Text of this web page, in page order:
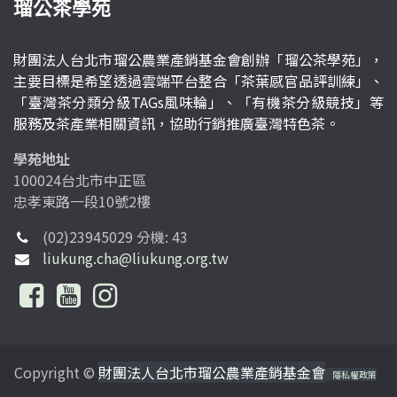
瑠公茶學苑
財團法人台北市瑠公農業產銷基金會創辦「瑠公茶學苑」，
主要目標是希望透過雲端平台整合「茶葉感官品評訓練」、
「臺灣茶分類分級TAGs風味輪」、「有機茶分級競技」等
服務及茶產業相關資訊，協助行銷推廣臺灣特色茶。
學苑地址
100024台北市中正區
忠孝東路一段10號2樓
(02)23945029 分機: 43
liukung.cha@liukung.org.tw
Copyright © 財團法人台北市瑠公農業產銷基金會 隱私權政策